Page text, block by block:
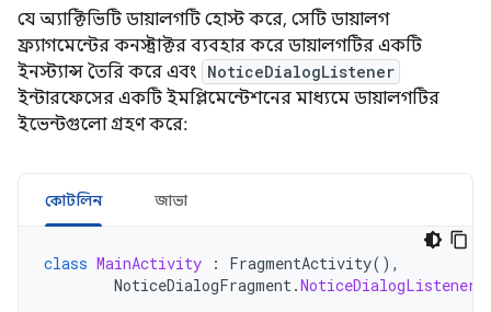
যে অ্যাক্টিভিটি ডায়ালগটি হোস্ট করে, সেটি ডায়ালগ
ফ্র্যাগমেন্টের কনস্ট্রাক্টর ব্যবহার করে ডায়ালগটির একটি
ইনস্ট্যান্স তৈরি করে এবং NoticeDialogListener
ইন্টারফেসের একটি ইমপ্লিমেন্টেশনের মাধ্যমে ডায়ালগটির
ইভেন্টগুলো গ্রহণ করে:
কোটলিন জাভা
class MainActivity : FragmentActivity(),
NoticeDialogFragment .NoticeDialogListener